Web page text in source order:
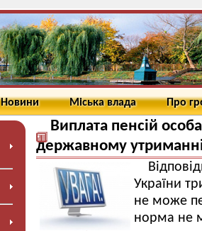
Новини Міська влада Про
Виплата пенсій
державному
України
не може
норма не